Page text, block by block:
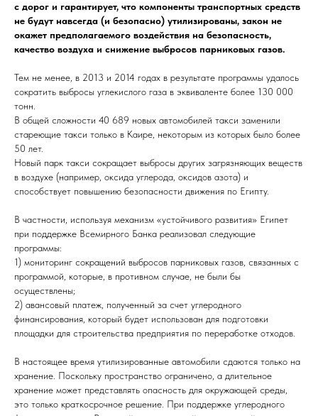
с дорог и гарантирует, что компоненты транспортных средств
не будут навсегда (и безопасно) утилизированы, закон не
окажет предполагаемого воздействия на безопасность,
качество воздуха и снижение выбросов парниковых газов.
Тем не менее, в 2013 и 2014 годах в результате программы удалось
сократить выбросы углекислого газа в эквиваленте более 130 000
тонн.
В общей сложности 40 689 новых автомобилей такси заменили
стареющие такси только в Каире, некоторым из которых было более
50 лет.
Новый парк такси сокращает выбросы других загрязняющих веществ
в воздухе (например, оксида углерода, оксидов азота) и
способствует повышению безопасности движения по Египту.
В частности, используя механизм «устойчивого развития» Египет
при поддержке Всемирного Банка реализовал следующие
программы:
1) мониторинг сокращений выбросов парниковых газов, связанных с
программой, которые, в противном случае, не были бы
осуществлены;
2) авансовый платеж, полученный за счет углеродного
финансирования, который будет использован для подготовки
площадки для строительства предприятия по переработке отходов.
В настоящее время утилизированные автомобили сдаются только на
хранение. Поскольку пространство ограничено, а длительное
хранение может представлять опасность для окружающей среды,
это только краткосрочное решение. При поддержке углеродного